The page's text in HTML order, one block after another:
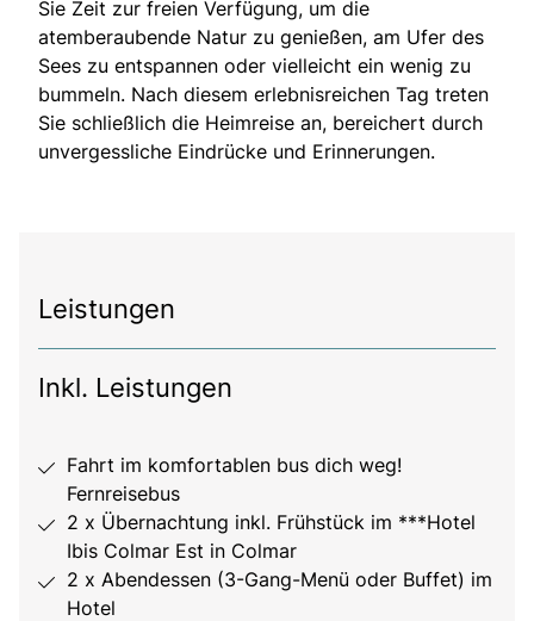
Sie Zeit zur freien Verfügung, um die
atemberaubende Natur zu genießen, am Ufer des
Sees zu entspannen oder vielleicht ein wenig zu
bummeln. Nach diesem erlebnisreichen Tag treten
Sie schließlich die Heimreise an, bereichert durch
unvergessliche Eindrücke und Erinnerungen.
Leistungen
Inkl. Leistungen
Fahrt im komfortablen bus dich weg!
Fernreisebus
2 x Übernachtung inkl. Frühstück im ***Hotel
Ibis Colmar Est in Colmar
2 x Abendessen (3-Gang-Menü oder Buffet) im
Hotel